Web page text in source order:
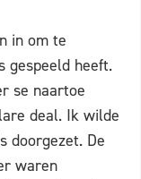
in om te
gespeeld heeft.
se naartoe
deal. Ik wilde
doorgezet. De
waren